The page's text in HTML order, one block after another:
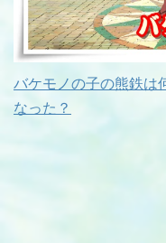
バケモノの子の熊鉄は
なった？